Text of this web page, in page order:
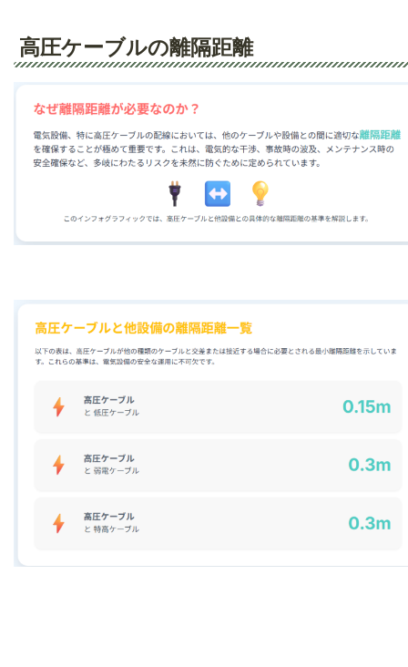
高圧ケーブルの離隔距離